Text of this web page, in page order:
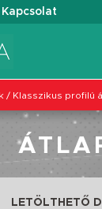
Kapcsolat
/ Klasszikus profilú
LETÖLTHETŐ